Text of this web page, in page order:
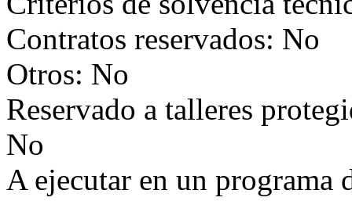
Contratos reservados: No
Otros: No
Reservado a talleres
No
A ejecutar en un programa